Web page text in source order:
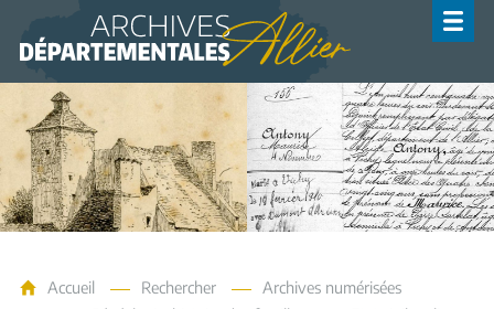
Archives de l'Allier
Accueil Rechercher
Archives numérisées